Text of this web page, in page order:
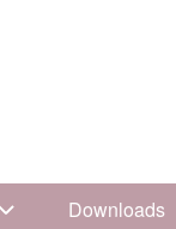
& Tricks
Unternavigation
Downloads